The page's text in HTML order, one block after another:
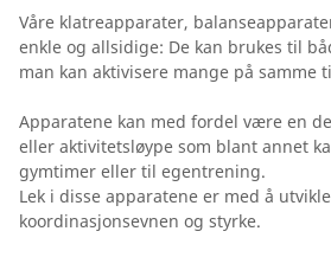
Våre klatreapparater,
enkle og allsidige: De kan brukes til
man kan aktivisere mange på samme
Apparatene kan med fordel være en
eller aktivitetsløype som blant annet
gymtimer eller til egentrening.
Lek i disse apparatene er med å
koordinasjonsevnen og styrke.